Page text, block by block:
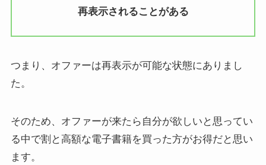
再表示されることがある
つまり、オファーは再表示が可能な状態にありまし
た。
そのため、オファーが来たら自分が欲しいと思ってい
る中で割と高額な電子書籍を買った方がお得だと思い
ます。